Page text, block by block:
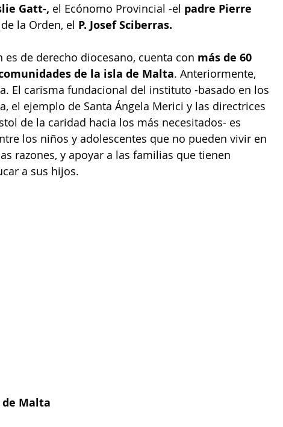
Gatt-, el Ecónomo Provincial -el padre Pierre
la Orden, el P. Josef Sciberras.
es de derecho diocesano, cuenta con más de 60
de la isla de Malta. Anteriormente,
El carisma fundacional del instituto -basado en los
el ejemplo de Santa Ángela Merici y las directrices
de la caridad hacia los más necesitados- es
los niños y adolescentes que no pueden vivir en
razones, y apoyar a las familias que tienen
a sus hijos.
Malta